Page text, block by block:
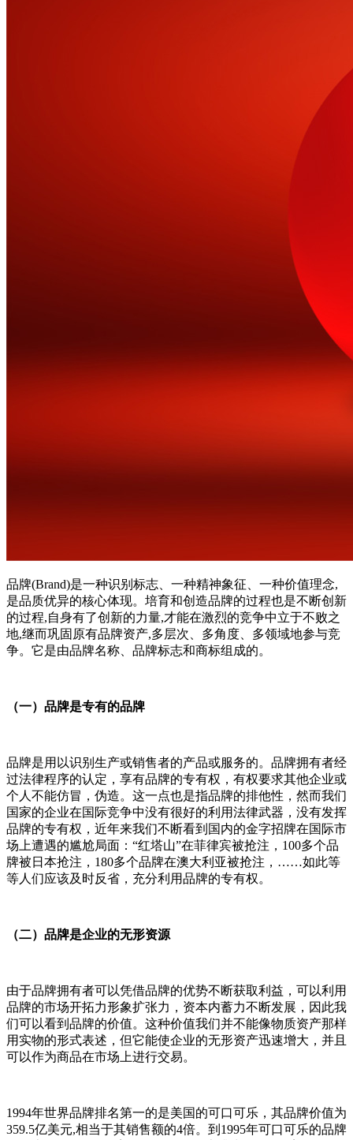
品牌(Brand)是一种识别标志、一种精神象征、一种价值理念,
是品质优异的核心体现。培育和创造品牌的过程也是不断创新
的过程,自身有了创新的力量,才能在激烈的竞争中立于不败之
地,继而巩固原有品牌资产,多层次、多角度、多领域地参与竞
争。它是由品牌名称、品牌标志和商标组成的。
（一）品牌是专有的品牌
品牌是用以识别生产或销售者的产品或服务的。品牌拥有者经
过法律程序的认定，享有品牌的专有权，有权要求其他企业或
个人不能仿冒，伪造。这一点也是指品牌的排他性，然而我们
国家的企业在国际竞争中没有很好的利用法律武器，没有发挥
品牌的专有权，近年来我们不断看到国内的金字招牌在国际市
场上遭遇的尴尬局面：“红塔山”在菲律宾被抢注，100多个品
牌被日本抢注，180多个品牌在澳大利亚被抢注，……如此等
等人们应该及时反省，充分利用品牌的专有权。
（二）品牌是企业的无形资源
由于品牌拥有者可以凭借品牌的优势不断获取利益，可以利用
品牌的市场开拓力形象扩张力，资本内蓄力不断发展，因此我
们可以看到品牌的价值。这种价值我们并不能像物质资产那样
用实物的形式表述，但它能使企业的无形资产迅速增大，并且
可以作为商品在市场上进行交易。
1994年世界品牌排名第一的是美国的可口可乐，其品牌价值为
359.5亿美元,相当于其销售额的4倍。到1995年可口可乐的品牌